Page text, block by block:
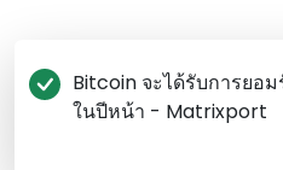
Bitcoin จะได้รับการยอ
ในปีหน้า - Matrixport